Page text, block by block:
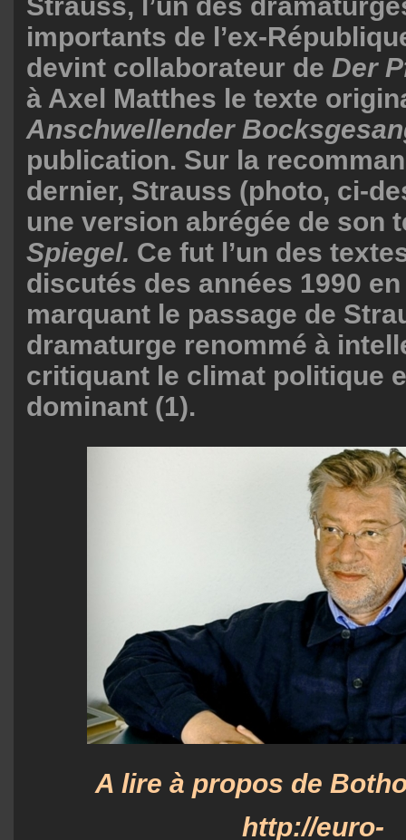
importants de l’ex-
devint collaborateur de Der
à Axel Matthes le texte
Anschwellender
publication. Sur la
dernier, Strauss (photo, ci-
une version abrégée de son
Spiegel. Ce fut l’un des
discutés des années 1990
marquant le passage de
dramaturge renommé à
critiquant le climat politique
dominant (1).
A lire à propos de
http://euro-